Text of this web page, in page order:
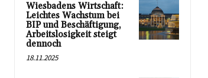
Wiesbadens Wirtschaft:
Leichtes Wachstum bei
BIP und Beschäftigung,
Arbeitslosigkeit steigt
dennoch
18.11.2025